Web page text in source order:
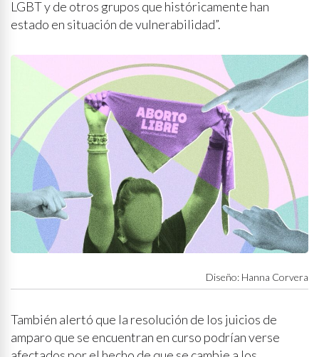
LGBT y de otros grupos que históricamente han
estado en situación de vulnerabilidad”.
Diseño: Hanna Corvera
También alertó que la resolución de los juicios de
amparo que se encuentran en curso podrían verse